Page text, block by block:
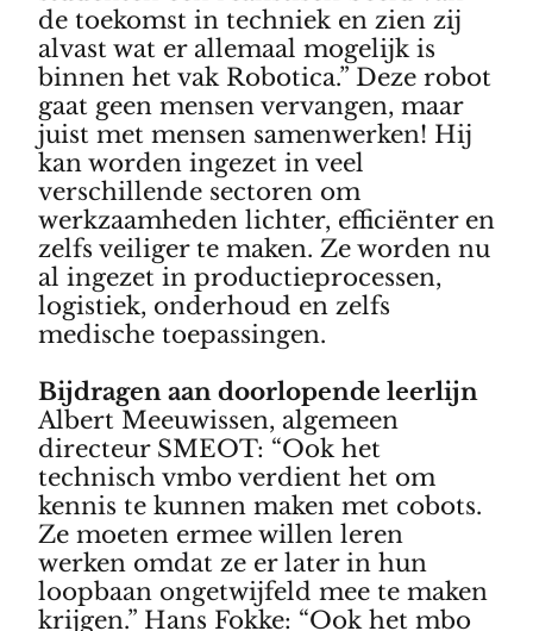
de toekomst in techniek en zien zij
alvast wat er allemaal mogelijk is
binnen het vak Robotica.” Deze robot
gaat geen mensen vervangen, maar
juist met mensen samenwerken! Hij
kan worden ingezet in veel
verschillende sectoren om
werkzaamheden lichter, efficiënter en
zelfs veiliger te maken. Ze worden nu
al ingezet in productieprocessen,
logistiek, onderhoud en zelfs
medische toepassingen.
Bijdragen aan doorlopende leerlijn
Albert Meeuwissen, algemeen
directeur SMEOT: “Ook het
technisch vmbo verdient het om
kennis te kunnen maken met cobots.
Ze moeten ermee willen leren
werken omdat ze er later in hun
loopbaan ongetwijfeld mee te maken
krijgen.” Hans Fokke: “Ook het mbo